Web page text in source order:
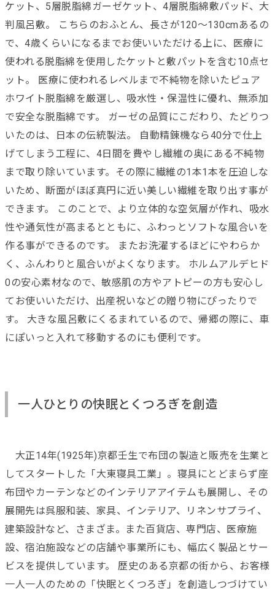
ケット、5層脱脂綿ガーゼケット、4層脱脂綿敷パッド、大
判風呂敷。 こちらのおふとん、長さが120～130cmあるの
で、4歳くらいになるまでお使いいただける上に、医療に
使われる脱脂綿を使用したケットと敷パットを含む10点セ
ット。 医療に使われるレベルまで不純物を除いたピュア
ホワイト脱脂綿を厳選し、吸水性・保温性に優れ、無添加
で安全な脱脂綿です。 ガーゼの品質にこだわり、たどりつ
いたのは、日本の伝統製法。 自動精錬機なら40分で仕上
げてしまう工程に、4日間を費やし繊維の奥にある不純物
まで取り除いています。その際に繊維の1本1本を圧迫しな
いため、断面がほぼ真円に近い美しい繊維を取り出す事が
できます。 このことで、より立体的な空気層が作れ、吸水
性や通気性が高まるとともに、ふわっとソフトな風合いを
作る事ができるのです。 またお洗濯するほどにやわらか
く、ふんわりと風合いがよくなります。 ホルムアルデヒド
0の安心素材なので、敏感肌の方やアトピーの方も安心し
てお使いいただけ、出産祝いなどの贈り物にぴったりで
す。 大きな風呂敷にくるまれているので、帰郷の際に、車
にぽいっと入れて移動するのにも便利です。
一人ひとりの快眠とくつろぎを創造
大正14年(1925年)京都壬生で布団の製造と販売を生業と
してスタートした「大東寝具工業」。寝具にとどまらず座
布団やカーテンなどのインテリアアイテムも展開し、その
展開先は呉服和装、家具、インテリア、リネンサプライ、
建築設計など、さまざま。また百貨店、専門店、医療施
設、宿泊施設などの店舗や事業所にも、幅広く製品とサー
ビスを提供しています。 歴史のある京都の街から、お客様
一人一人のための「快眠とくつろぎ」を創造しつづけてい